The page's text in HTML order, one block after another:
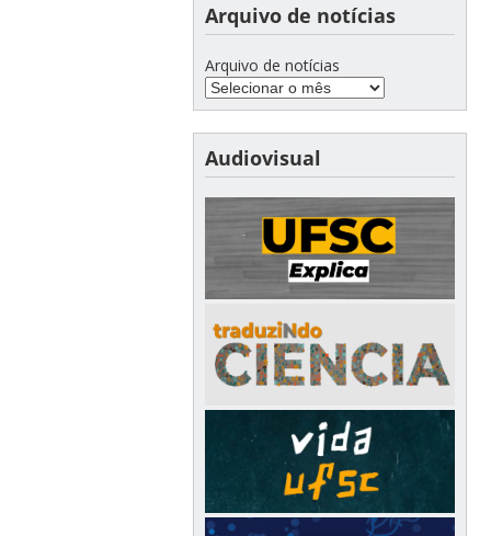
Arquivo de notícias
Arquivo de notícias
Audiovisual